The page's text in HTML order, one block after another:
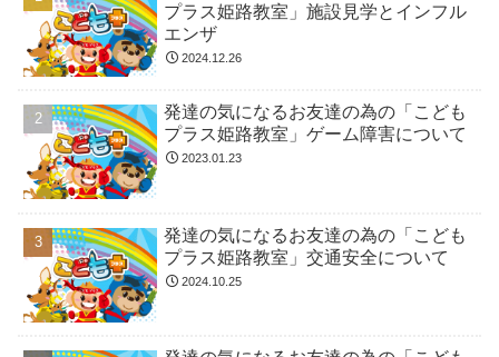
プラス姫路教室」施設見学とインフル
エンザ
2024.12.26
発達の気になるお友達の為の「こども
プラス姫路教室」ゲーム障害について
2023.01.23
発達の気になるお友達の為の「こども
プラス姫路教室」交通安全について
2024.10.25